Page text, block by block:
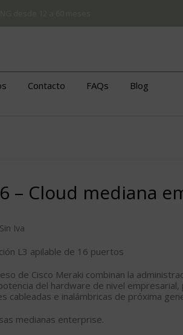
Contacto FAQs
Blog
– Cloud mediana
L3 apilable de 16 puertos
de Cisco Meraki combinan la
del hardware de nivel
cableadas e inalámbricas de próxima
medianas enterprise.